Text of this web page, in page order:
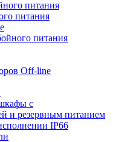
питания
питания
Off-line
с
и резервным питанием
IP66